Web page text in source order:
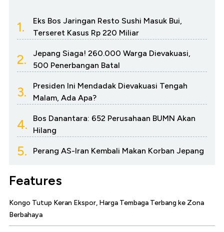
1.
Eks Bos Jaringan Resto Sushi Masuk Bui,
Terseret Kasus Rp 220 Miliar
2.
Jepang Siaga! 260.000 Warga Dievakuasi,
500 Penerbangan Batal
3.
Presiden Ini Mendadak Dievakuasi Tengah
Malam, Ada Apa?
4.
Bos Danantara: 652 Perusahaan BUMN Akan
Hilang
5. Perang AS-Iran Kembali Makan Korban Jepang
Features
Kongo Tutup Keran Ekspor, Harga Tembaga Terbang ke Zona
Berbahaya